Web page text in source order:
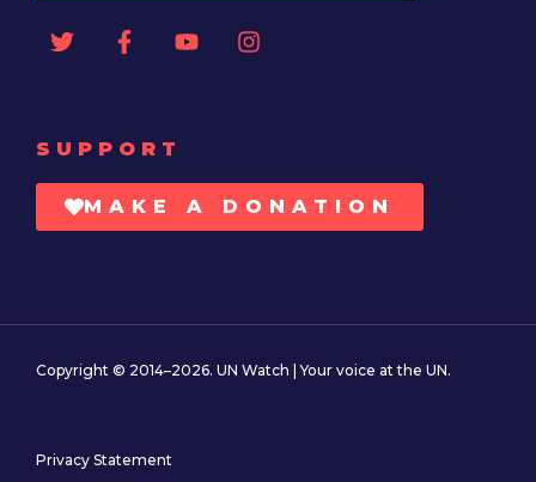
SUPPORT
MAKE A DONATION
Copyright © 2014–2026. UN Watch | Your voice at the UN.
Privacy Statement